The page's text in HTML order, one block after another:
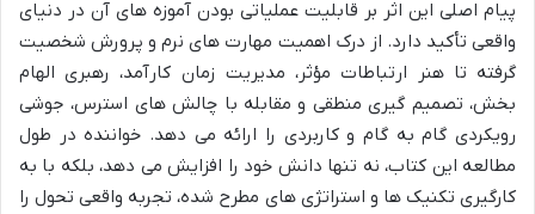
پیام اصلی این اثر بر قابلیت عملیاتی بودن آموزه های آن در دنیای
واقعی تأکید دارد. از درک اهمیت مهارت های نرم و پرورش شخصیت
گرفته تا هنر ارتباطات مؤثر، مدیریت زمان کارآمد، رهبری الهام
بخش، تصمیم گیری منطقی و مقابله با چالش های استرس، جوشی
رویکردی گام به گام و کاربردی را ارائه می دهد. خواننده در طول
مطالعه این کتاب، نه تنها دانش خود را افزایش می دهد، بلکه با به
کارگیری تکنیک ها و استراتژی های مطرح شده، تجربه واقعی تحول را